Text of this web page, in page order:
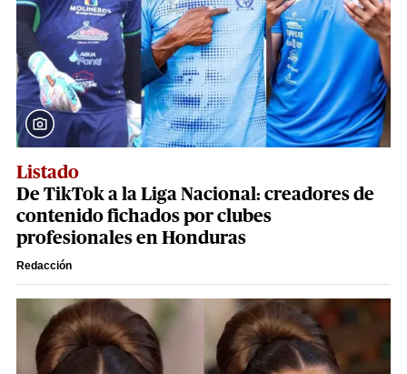
Listado
De TikTok a la Liga Nacional: creadores de
contenido fichados por clubes
profesionales en Honduras
Redacción